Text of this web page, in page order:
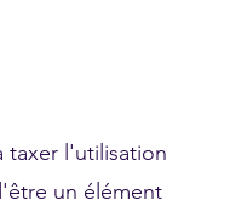
taxer l'utilisation
un élément